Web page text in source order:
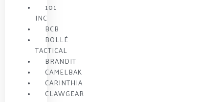
101
INC
BCB
BOLLÉ
TACTICAL
BRANDIT
CAMELBAK
CARINTHIA
CLAWGEAR